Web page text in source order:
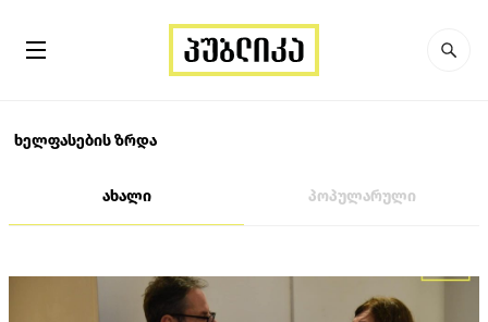
ხელფასების ზრდა
ახალი პოპულარული